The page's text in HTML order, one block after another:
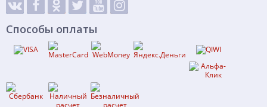
Способы оплаты